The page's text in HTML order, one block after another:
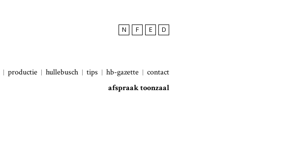
N F E D
productie hullebusch tips hb-gazette
contact
afspraak toonzaal